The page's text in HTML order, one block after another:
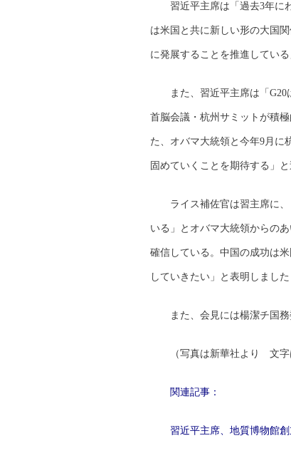
習近平主席は「過去3年に
は米国と共に新しい形の大国
に発展することを推進している
また、習近平主席は「
首脳会議・杭州サミットが積
た、オバマ大統領と今年9月に
固めていくことを期待する」と
ライス補佐官は習主席に
いる」とオバマ大統領からの
確信している。中国の成功は
していきたい」と表明しました
また、会見には楊潔チ国
（写真は新華社より 文字
関連記事：
習近平主席、地質博物館